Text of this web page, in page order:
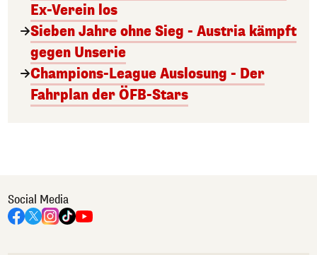
Ex-Verein los
Sieben Jahre ohne Sieg - Austria kämpft
gegen Unserie
Champions-League Auslosung - Der
Fahrplan der ÖFB-Stars
Social Media